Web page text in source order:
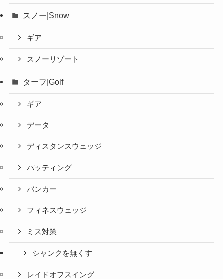
スノー|Snow
ギア
スノーリゾート
ターフ|Golf
ギア
データ
ディスタンスウェッジ
パッティング
バンカー
フィネスウェッジ
ミス対策
シャンクを無くす
レイドオフスイング